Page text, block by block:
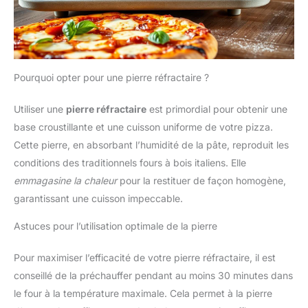
Pourquoi opter pour une pierre réfractaire ?
Utiliser une pierre réfractaire est primordial pour obtenir une
base croustillante et une cuisson uniforme de votre pizza.
Cette pierre, en absorbant l’humidité de la pâte, reproduit les
conditions des traditionnels fours à bois italiens. Elle
emmagasine la chaleurpour la restituer de façon homogène,
garantissant une cuisson impeccable.
Astuces pour l’utilisation optimale de la pierre
Pour maximiser l’efficacité de votre pierre réfractaire, il est
conseillé de la préchauffer pendant au moins 30 minutes dans
le four à la température maximale. Cela permet à la pierre